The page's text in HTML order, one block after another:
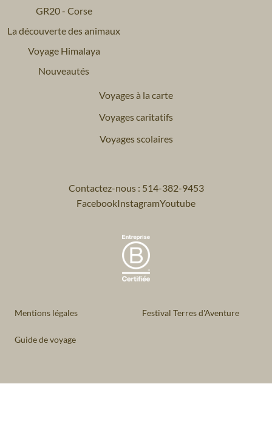
GR20 - Corse
La découverte des animaux
Voyage Himalaya
Nouveautés
Voyages à la carte
Voyages caritatifs
Voyages scolaires
Contactez-nous : 514-382-9453
FacebookInstagramYoutube
Mentions légales Festival Terres d'Aventure
Guide de voyage